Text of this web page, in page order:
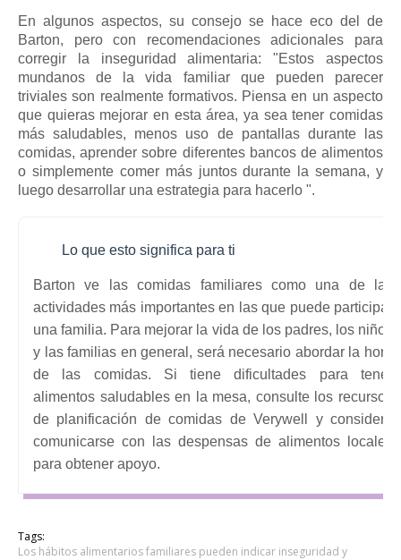
En algunos aspectos, su consejo se hace eco del de
Barton, pero con recomendaciones adicionales para
corregir la inseguridad alimentaria: "Estos aspectos
mundanos de la vida familiar que pueden parecer
triviales son realmente formativos. Piensa en un aspecto
que quieras mejorar en esta área, ya sea tener comidas
más saludables, menos uso de pantallas durante las
comidas, aprender sobre diferentes bancos de alimentos
o simplemente comer más juntos durante la semana, y
luego desarrollar una estrategia para hacerlo ".
Lo que esto significa para ti
Barton ve las comidas familiares como una de las
actividades más importantes en las que puede participar
una familia. Para mejorar la vida de los padres, los niños
y las familias en general, será necesario abordar la hora
de las comidas. Si tiene dificultades para tener
alimentos saludables en la mesa, consulte los recursos
de planificación de comidas de Verywell y considere
comunicarse con las despensas de alimentos locales
para obtener apoyo.
Tags:
Los hábitos alimentarios familiares pueden indicar inseguridad y